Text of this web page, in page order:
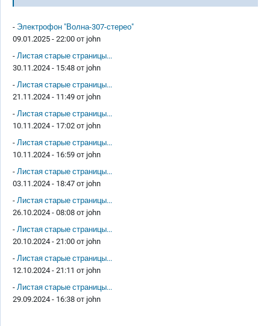
- Электрофон "Волна-307-стерео"
09.01.2025 - 22:00 от john
- Листая старые страницы...
30.11.2024 - 15:48 от john
- Листая старые страницы...
21.11.2024 - 11:49 от john
- Листая старые страницы...
10.11.2024 - 17:02 от john
- Листая старые страницы...
10.11.2024 - 16:59 от john
- Листая старые страницы...
03.11.2024 - 18:47 от john
- Листая старые страницы...
26.10.2024 - 08:08 от john
- Листая старые страницы...
20.10.2024 - 21:00 от john
- Листая старые страницы...
12.10.2024 - 21:11 от john
- Листая старые страницы...
29.09.2024 - 16:38 от john